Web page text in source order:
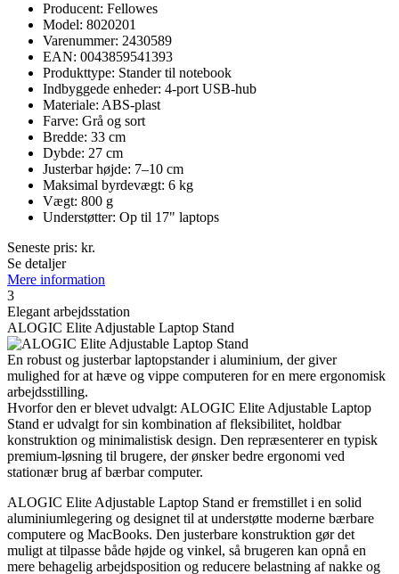
Producent: Fellowes
Model: 8020201
Varenummer: 2430589
EAN: 0043859541393
Produkttype: Stander til notebook
Indbyggede enheder: 4-port USB-hub
Materiale: ABS-plast
Farve: Grå og sort
Bredde: 33 cm
Dybde: 27 cm
Justerbar højde: 7–10 cm
Maksimal byrdevægt: 6 kg
Vægt: 800 g
Understøtter: Op til 17" laptops
Seneste pris: kr.
Se detaljer
Mere information
3
Elegant arbejdsstation
ALOGIC Elite Adjustable Laptop Stand
En robust og justerbar laptopstander i aluminium, der giver
mulighed for at hæve og vippe computeren for en mere ergonomisk
arbejdsstilling.
Hvorfor den er blevet udvalgt: ALOGIC Elite Adjustable Laptop
Stand er udvalgt for sin kombination af fleksibilitet, holdbar
konstruktion og minimalistisk design. Den repræsenterer en typisk
premium-løsning til brugere, der ønsker bedre ergonomi ved
stationær brug af bærbar computer.
ALOGIC Elite Adjustable Laptop Stand er fremstillet i en solid
aluminiumlegering og designet til at understøtte moderne bærbare
computere og MacBooks. Den justerbare konstruktion gør det
muligt at tilpasse både højde og vinkel, så brugeren kan opnå en
mere behagelig arbejdsposition og reducere belastning af nakke og